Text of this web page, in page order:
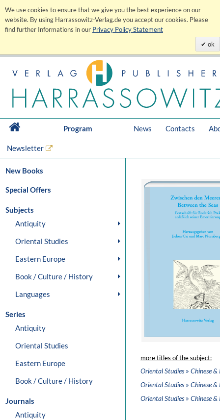
We use cookies to ensure that we give you the best experience on our
website. By using Harrassowitz-Verlag.de you accept our cookies. Please
find further Informations in our Privacy Policy Statement
ok
Program News Contacts
Newsletter
New Books
Special Offers
Subjects
Antiquity
Oriental Studies
Eastern Europe
Book / Culture / History
Languages
Series
Antiquity
Oriental Studies
Eastern Europe
Book / Culture / History
Journals
Antiquity
more titles of the subject:
Oriental Studies» Chinese &
Oriental Studies» Chinese &
Oriental Studies» Chinese &